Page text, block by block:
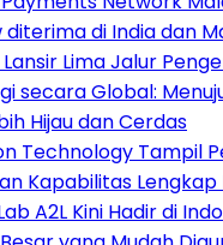
diterima di India dan
Lima Jalur
secara Global:
Hijau dan Cerdas
Technology Tampil
Kapabilitas Lengkap
A2L Kini Hadir di